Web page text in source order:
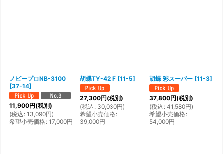
ノビープロNB-3100
[37-14]
11,900円(税別)
(税込 : 13,090円)
希望小売価格: 17,000円
胡蝶TY-42 F [11-5]
27,300円(税別)
(税込 : 30,030円)
希望小売価格:
39,000円
胡蝶 彩スーパー [11-3]
37,800円(税別)
(税込 : 41,580円)
希望小売価格:
54,000円